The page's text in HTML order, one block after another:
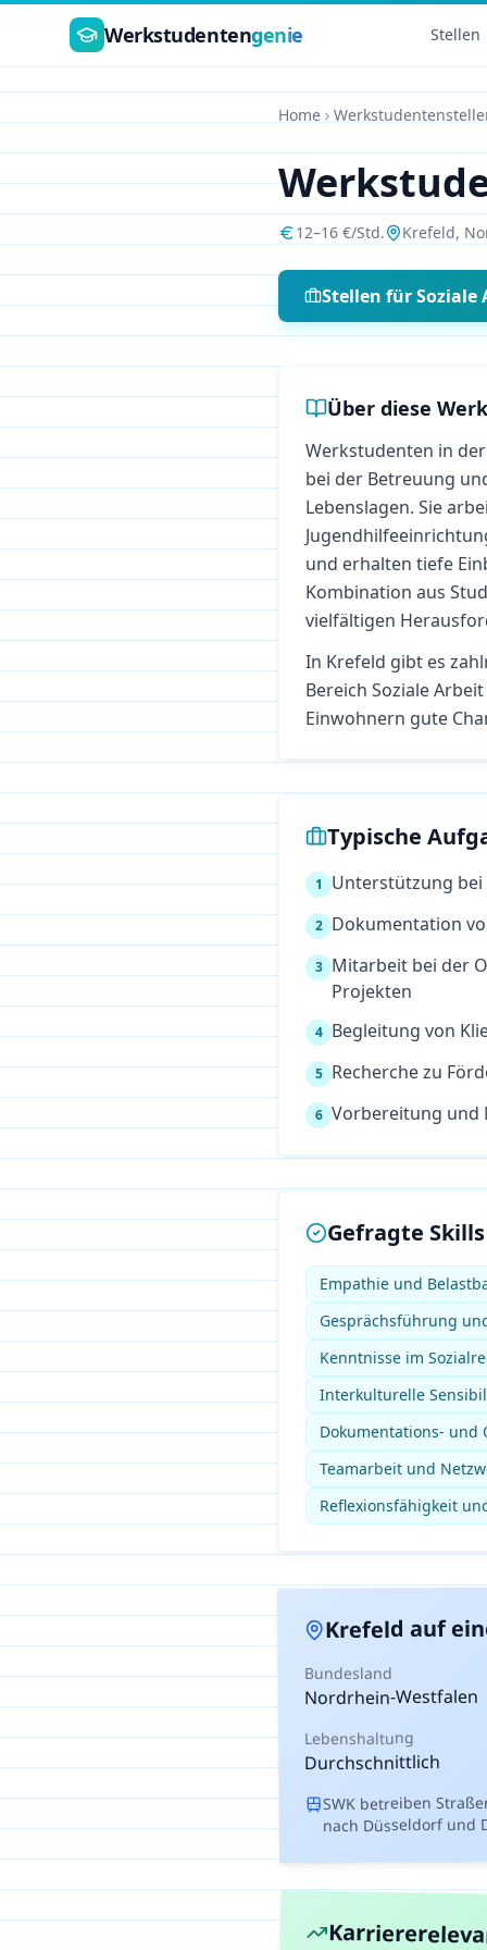
Zum Hauptinhalt springen
Werkstudentengenie Stellen
Home
12–16 €/Std. Krefeld,
Stellen fürSoziale
Über diese
Werkstudenten in
bei der Betreuung
Lebenslagen. Sie
und erhalten tiefe
Kombination aus
vielfältigen
In Krefeld gibt es
Bereich Soziale Arbeit
Einwohnern gute
Typische
1 Unterstützung
2 Dokumentation
3 Mitarbeit bei der
Projekten
4 Begleitung von
5 Recherche zu
6 Vorbereitung und
Gefragte Skills
Empathie und
Gesprächsführung
Kenntnisse im
Interkulturelle
Dokumentations- und
Teamarbeit und
Reflexionsfähigkeit
Krefeld auf
Bundesland
Nordrhein-Westfalen
Lebenshaltung
Durchschnittlich
SWK betreiben
nach Düsseldorf und